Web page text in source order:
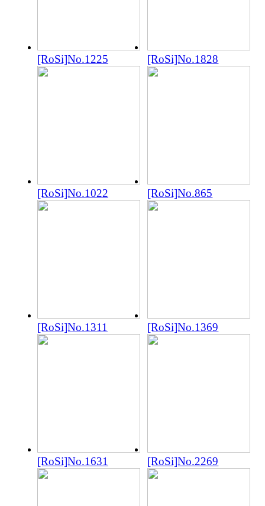
[RoSi]No.1225 [RoSi]No.1828
[RoSi]No.1022 [RoSi]No.865
[RoSi]No.1311 [RoSi]No.1369
[RoSi]No.1631 [RoSi]No.2269